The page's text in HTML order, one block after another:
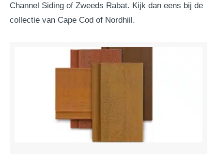
Channel Siding of Zweeds Rabat. Kijk dan eens bij de
collectie van Cape Cod of Nordhiil.